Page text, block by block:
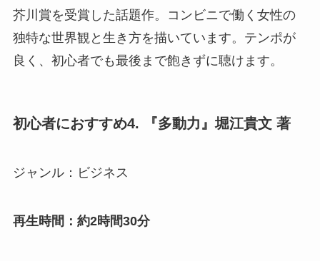
芥川賞を受賞した話題作。コンビニで働く女性の
独特な世界観と生き方を描いています。テンポが
良く、初心者でも最後まで飽きずに聴けます。
初心者におすすめ4. 『多動力』堀江貴文 著
ジャンル：ビジネス
再生時間：約2時間30分